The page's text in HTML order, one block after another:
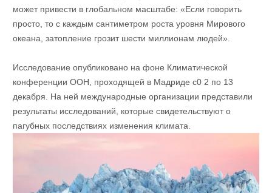
может привести в глобальном масштабе: «Если говорить
просто, то с каждым сантиметром роста уровня Мирового
океана, затопление грозит шести миллионам людей».
Исследование опубликовано на фоне Климатической
конференции ООН, проходящей в Мадриде с0 2 по 13
декабря. На ней международные организации представили
результаты исследований, которые свидетельствуют о
пагубных последствиях изменения климата.